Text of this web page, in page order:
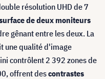
résolution UHD de 7
de deux moniteurs
gênant entre les deux. La
une qualité d'image
contrôlent 2 392 zones de
offrent descontrastes